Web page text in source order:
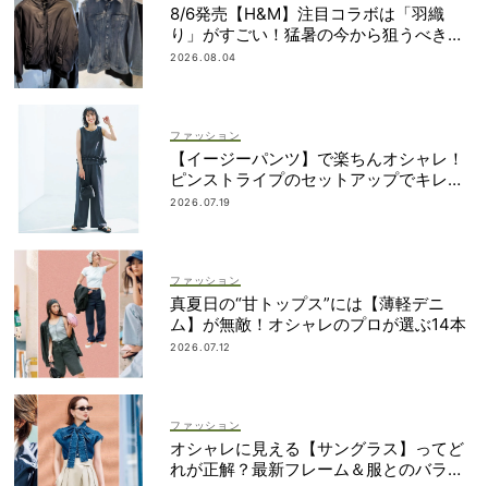
8/6発売【H&M】注目コラボは「羽織
り」がすごい！猛暑の今から狙うべき完
売必至アイテム
2026.08.04
ファッション
【イージーパンツ】で楽ちんオシャレ！
ピンストライプのセットアップでキレイ
め
2026.07.19
ファッション
真夏日の“甘トップス”には【薄軽デニ
ム】が無敵！オシャレのプロが選ぶ14本
2026.07.12
ファッション
オシャレに見える【サングラス】ってど
れが正解？最新フレーム＆服とのバラン